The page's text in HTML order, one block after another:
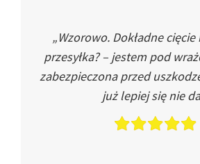
„Wzorowo. Dokładne cięcie
przesyłka? – jestem pod
zabezpieczona przed
już lepiej się nie